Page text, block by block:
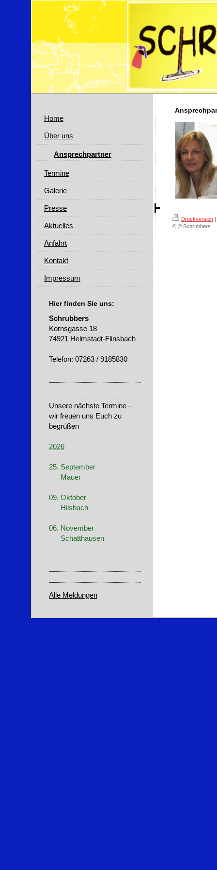
Home
Über uns
Ansprechpartner
Termine
Galerie
Presse
Aktuelles
Anfahrt
Kontakt
Impressum
Hier finden Sie uns:
Schrubbers
Kornsgasse 18
74921 Helmstadt-Flinsbach
Telefon: 07263 / 9185830
Unsere nächste Termine -
wir freuen uns Euch zu
begrüßen
2026
25. September
Mauer
09. Oktober
Hilsbach
06. November
Schatthausen
Alle Meldungen
Druckversion |
© © Schrubbers